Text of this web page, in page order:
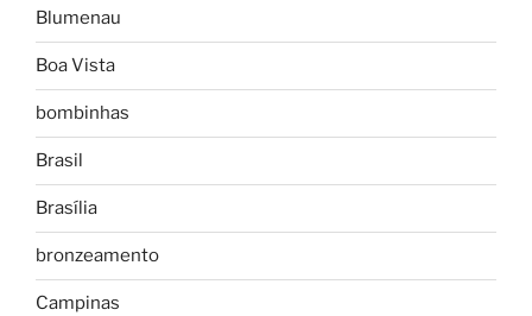
Blumenau
Boa Vista
bombinhas
Brasil
Brasília
bronzeamento
Campinas